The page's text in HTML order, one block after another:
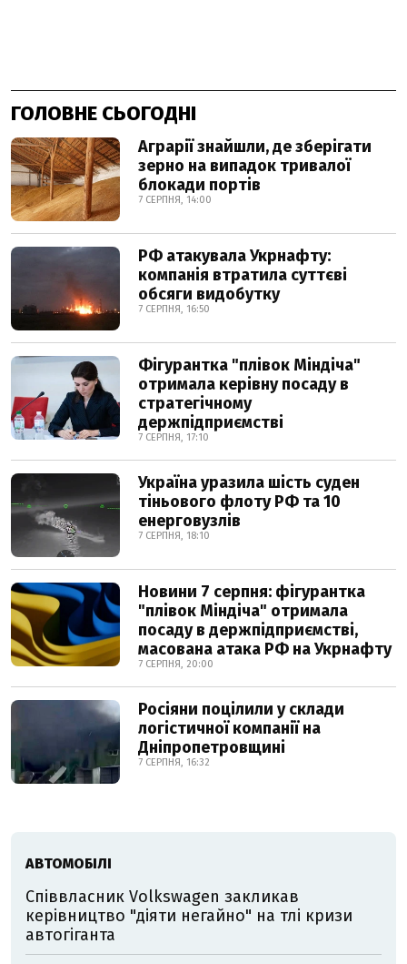
ГОЛОВНЕ СЬОГОДНІ
Аграрії знайшли, де зберігати
зерно на випадок тривалої
блокади портів
7 СЕРПНЯ, 14:00
РФ атакувала Укрнафту:
компанія втратила суттєві
обсяги видобутку
7 СЕРПНЯ, 16:50
Фігурантка "плівок Міндіча"
отримала керівну посаду в
стратегічному
держпідприємстві
7 СЕРПНЯ, 17:10
Україна уразила шість суден
тіньового флоту РФ та 10
енерговузлів
7 СЕРПНЯ, 18:10
Новини 7 серпня: фігурантка
"плівок Міндіча" отримала
посаду в держпідприємстві,
масована атака РФ на Укрнафту
7 СЕРПНЯ, 20:00
Росіяни поцілили у склади
логістичної компанії на
Дніпропетровщині
7 СЕРПНЯ, 16:32
АВТОМОБІЛІ
Співвласник Volkswagen закликав
керівництво "діяти негайно" на тлі кризи
автогіганта